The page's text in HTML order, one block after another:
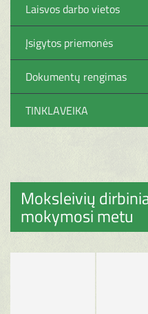
Laisvos darbo vietos
Įsigytos priemonės
Dokumentų rengimas
TINKLAVEIKA
Moksleivių
mokymosi metu